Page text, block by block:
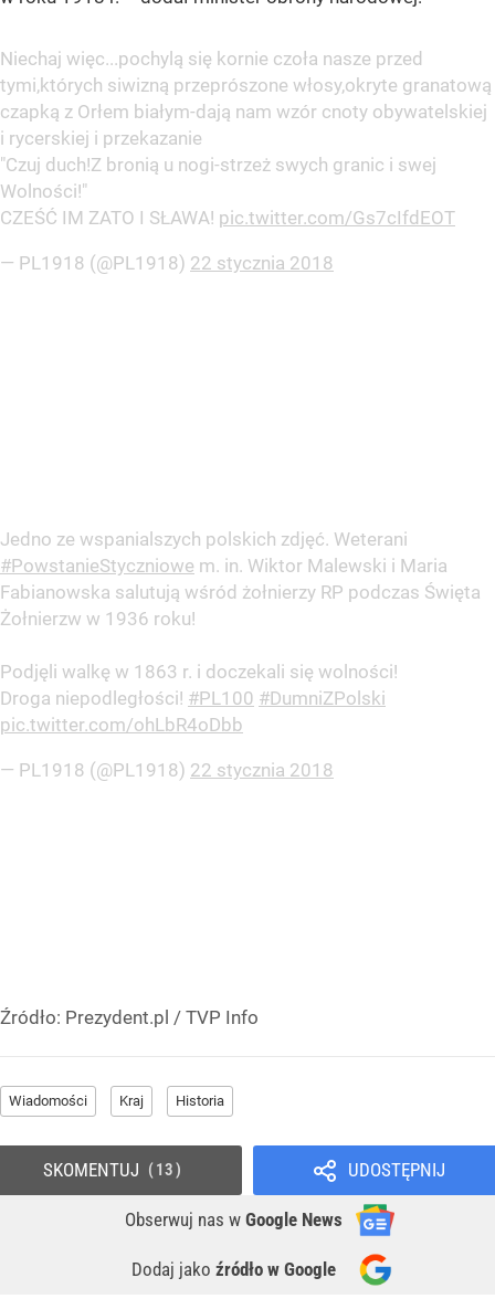
Niechaj więc...pochylą się kornie czoła nasze przed
tymi,których siwizną przeprószone włosy,okryte granatową
czapką z Orłem białym-dają nam wzór cnoty obywatelskiej
i rycerskiej i przekazanie
"Czuj duch!Z bronią u nogi-strzeż swych granic i swej
Wolności!"
CZEŚĆ IM ZATO I SŁAWA! pic.twitter.com/Gs7cIfdEOT
— PL1918 (@PL1918) 22 stycznia 2018
Jedno ze wspanialszych polskich zdjęć. Weterani
#PowstanieStyczniowe m. in. Wiktor Malewski i Maria
Fabianowska salutują wśród żołnierzy RP podczas Święta
Żołnierzw w 1936 roku!
Podjęli walkę w 1863 r. i doczekali się wolności!
Droga niepodległości! #PL100 #DumniZPolski
pic.twitter.com/ohLbR4oDbb
— PL1918 (@PL1918) 22 stycznia 2018
Źródło: Prezydent.pl / TVP Info
Wiadomości Kraj Historia
UDOSTĘPNIJ
Obserwuj nas w Google News
Dodaj jako źródło w Google
SKOMENTUJ 13